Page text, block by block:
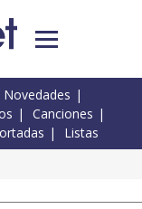
Novedades
Canciones
Listas